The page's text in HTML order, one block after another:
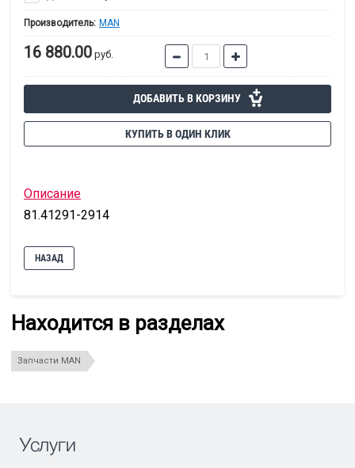
Производитель: MAN
16 880.00 руб.
ДОБАВИТЬ В КОРЗИНУ
КУПИТЬ В ОДИН КЛИК
Описание
81.41291-2914
НАЗАД
Находится в разделах
Запчасти MAN
Услуги